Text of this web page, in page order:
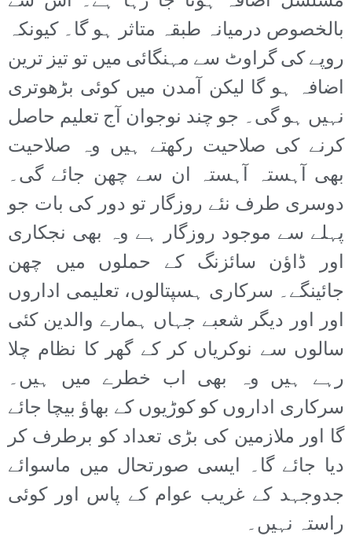
بالخصوص درمیانہ طبقہ متاثر ہو گا۔ کیونکہ
روپے کی گراوٹ سے مہنگائی میں تو تیز ترین
اضافہ ہو گا لیکن آمدن میں کوئی بڑھوتری
نہیں ہو گی۔ جو چند نوجوان آج تعلیم حاصل
کرنے کی صلاحیت رکھتے ہیں وہ صلاحیت
بھی آہستہ آہستہ ان سے چھن جائے گی۔
دوسری طرف نئے روزگار تو دور کی بات جو
پہلے سے موجود روزگار ہے وہ بھی نجکاری
اور ڈاؤن سائزنگ کے حملوں میں چھن
جائینگے۔ سرکاری ہسپتالوں، تعلیمی اداروں
اور اور دیگر شعبے جہاں ہمارے والدین کئی
سالوں سے نوکریاں کر کے گھر کا نظام چلا
رہے ہیں وہ بھی اب خطرے میں ہیں۔
سرکاری اداروں کو کوڑیوں کے بھاؤ بیچا جائے
گا اور ملازمین کی بڑی تعداد کو برطرف کر
دیا جائے گا۔ ایسی صورتحال میں ماسوائے
جدوجہد کے غریب عوام کے پاس اور کوئی
راستہ نہیں۔